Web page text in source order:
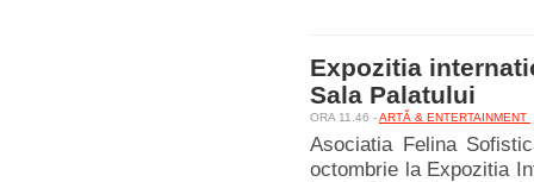
Expozitia
Sala Palatului
ORA 11.46 -ARTĂ & ENTERTAINMENT
Asociatia Felina
octombrie la Expozitia